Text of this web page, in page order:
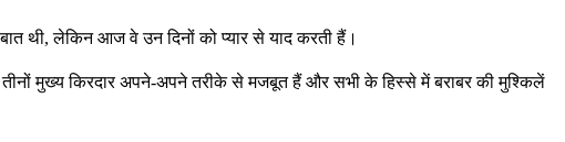
थी, लेकिन आज वे उन दिनों को प्यार से याद करती हैं।
तीनों मुख्य किरदार अपने-अपने तरीके से मजबूत हैं और सभी के हिस्से में बराबर की मुश्किलें